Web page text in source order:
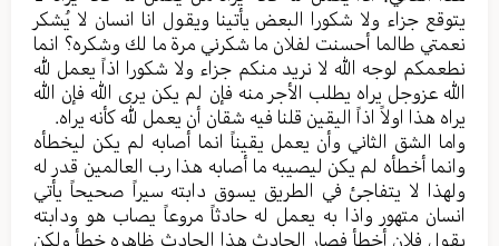
یتوقع جزاء ولا شکورا البعض یأتينا ویقول انا انسان لا یُشکر
نعمتي طالما أحسنت لفلان ما شکرني مرة ما لك وشکره؟ انما
نطعمکم لوجه الله لا نرید منکم جزاء ولا شکورا اذاً یعمل لله
الله عزوجل یراه یطلب الأجر منه فإن لم یکن یری الله فإن الله
یراه هذا اولاً اذاً الیقین قلنا فیه شقان أن یعمل لله کأنه یراه.
واما الشق الثاني وأن یعمل یقیناً انما أصابه لم یکن لیخطأه
وانما أخطأه لم یکن لیصیبه ما أصابه هذا رب العالمین قدر له
ولهذا لا یتفاجئ في الطریق یسوق دابته سیراً صحیحاً یأتي
انسان متهور واذا به یعمل له حادثاً مروعاً یصاب هو ودابته
یقول فلان أخطأ فصار الحادث هذا الحادث ظاهره خطأ ولکن